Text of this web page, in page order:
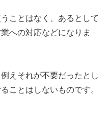
ことはなく、あるとして
への対応などになりま
えそれが不要だったとし
ことはしないものです。